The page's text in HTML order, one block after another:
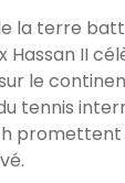
la terre
Hassan II
le
tennis